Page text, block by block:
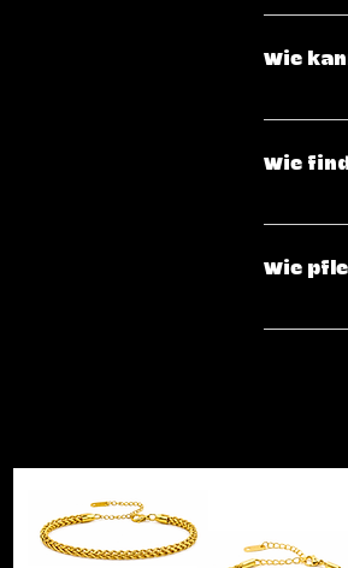
Wir
Wie
Wenn du
Erhalt
Zustand
Wie
Für
Messen
Wie
Um die